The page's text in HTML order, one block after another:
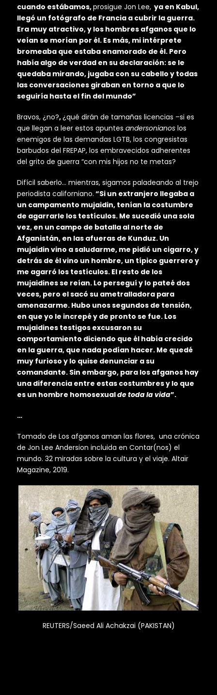
cuando estábamos,prosigue Jon Lee, ya en Kabul,
llegó un fotógrafo de Francia a cubrir la guerra.
Era muy atractivo, y los hombres afganos que lo
veían se morían por él. Es más, mi intérprete
bromeaba que estaba enamorado de él. Pero
había algo de verdad en su declaración: se le
quedaba mirando, jugaba con su cabello y todas
las conversaciones giraban en torno a que lo
seguiría hasta el fin del mundo”
Bravos, ¿no?,¿qué dirán de tamañas licencias –si es
que llegan a leer estos apuntes andersonianos los
enemigos de las demandas LGTB, los congresistas
barbudos del FREPAP, los embravecidos adherentes
del grito de guerra “con mis hijos no te metas?
Difícil saberlo… mientras, sigamos paladeando al trejo
periodista californiano. “Si un extranjero llegaba a
un campamento mujaidin, tenían la costumbre
de agarrarle los testículos. Me sucedió una sola
vez, en un campo de batalla al norte de
Afganistán, en las afueras de Kunduz. Un
mujaidin vino a saludarme, me pidió un cigarro, y
detrás de él vino un hombre, un típico guerrero y
me agarró los testículos. El resto de los
mujaidines se reían. Lo perseguí y lo pateé dos
veces, pero el sacó su ametralladora para
amenazarme. Hubo unos segundos de tensión,
en que yo le increpé y de pronto se fue. Los
mujaidines testigos excusaron su
comportamiento diciendo que él había crecido
en la guerra, que nada podían hacer. Me quedé
muy furioso y lo quise denunciar a su
comandante. Sin embargo, para los afganos hay
una diferencia entre estas costumbres y lo que
es un hombre homosexualde toda la vida”.
…
Tomado de Los afganos aman las flores, una crónica
de Jon Lee Andersion incluida en Contar(nos) el
mundo. 32 miradas sobre la cultura y el viaje. Altaïr
Magazine, 2019.
REUTERS/Saeed Ali Achakzai (PAKISTAN)